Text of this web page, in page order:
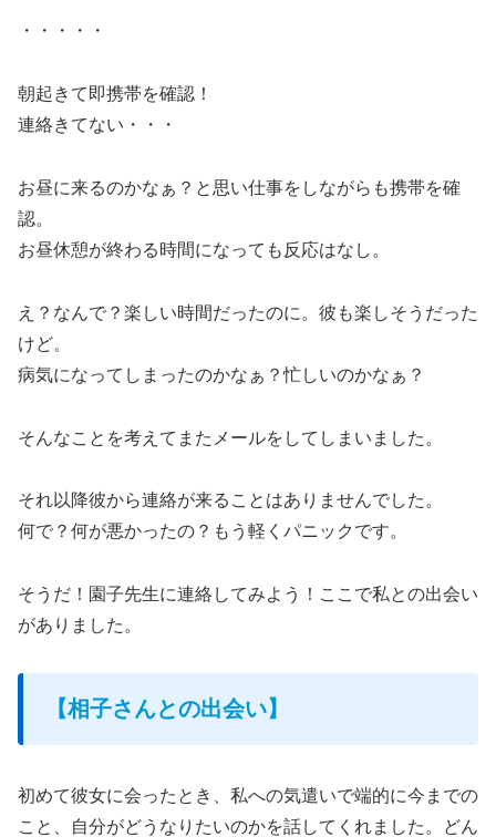
・・・・・
朝起きて即携帯を確認！
連絡きてない・・・
お昼に来るのかなぁ？と思い仕事をしながらも携帯を確
認。
お昼休憩が終わる時間になっても反応はなし。
え？なんで？楽しい時間だったのに。彼も楽しそうだった
けど。
病気になってしまったのかなぁ？忙しいのかなぁ？
そんなことを考えてまたメールをしてしまいました。
それ以降彼から連絡が来ることはありませんでした。
何で？何が悪かったの？もう軽くパニックです。
そうだ！園子先生に連絡してみよう！ここで私との出会い
がありました。
【相子さんとの出会い】
初めて彼女に会ったとき、私への気遣いで端的に今までの
こと、自分がどうなりたいのかを話してくれました。どん